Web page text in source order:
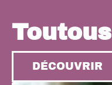
Toutous
DÉCOUVRIR